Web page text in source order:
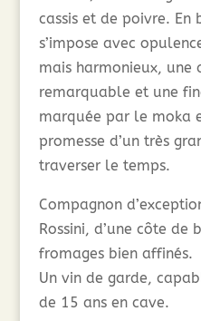
cassis et de poivre. En
s’impose avec
mais harmonieux, une
remarquable et une
marquée par le moka
promesse d’un très
traverser le temps.
Compagnon
Rossini, d’une côte
fromages bien affinés.
Un vin de garde,
de 15 ans en cave.